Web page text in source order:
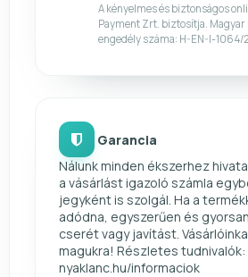
A kényelmes és biztonságos
Payment Zrt. biztosítja. Magyar
engedély száma: H-EN-I-1064/
Garancia
Nálunk minden ékszerhez
a vásárlást igazoló számla
jegyként is szolgál. Ha a
adódna, egyszerűen és
cserét vagy javítást.
magukra! Részletes
nyaklanc.hu/informaciok